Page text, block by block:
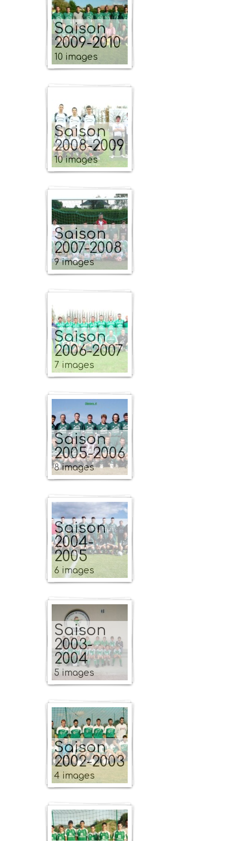
Saison
2009-2010
10 images
Saison
2008-2009
10 images
Saison
2007-2008
9 images
Saison
2006-2007
7 images
Saison
2005-2006
8 images
Saison
2004-
2005
6 images
Saison
2003-
2004
5 images
Saison
2002-2003
4 images